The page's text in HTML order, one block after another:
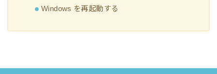
Windows を再起動する